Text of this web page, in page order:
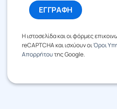
Η ιστοσελίδα και οι φόρμες
reCAPTCHA και ισχύουν οιΌροι
Απορρήτουτης Google.